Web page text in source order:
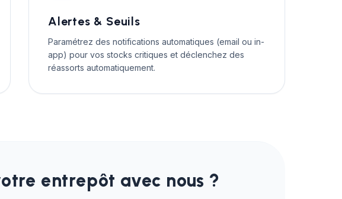
Alertes & Seuils
Paramétrez des notifications automatiques (email ou in-
app) pour vos stocks critiques et déclenchez des
réassorts automatiquement.
entrepôt avec nous ?